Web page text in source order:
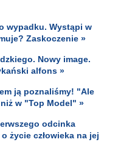
wypadku. Wystąpi w
Zaskoczenie »
Nowy image.
alfons »
ją poznaliśmy! "Ale
w "Top Model" »
odcinka
życie człowieka na jej